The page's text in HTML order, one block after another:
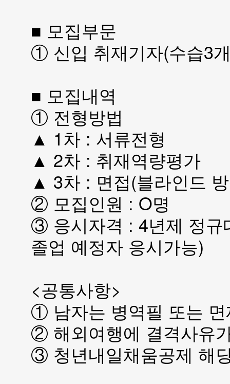
■ 모집부문
① 신입 취재기자(수습3
■ 모집내역
① 전형방법
▲ 1차 : 서류전형
▲ 2차 : 취재역량평가
▲ 3차 : 면접(블라인드
② 모집인원 : O명
③ 응시자격 : 4년제 정규
졸업 예정자 응시가능)
<공통사항>
① 남자는 병역필 또는 면
② 해외여행에 결격사유
③ 청년내일채움공제 해